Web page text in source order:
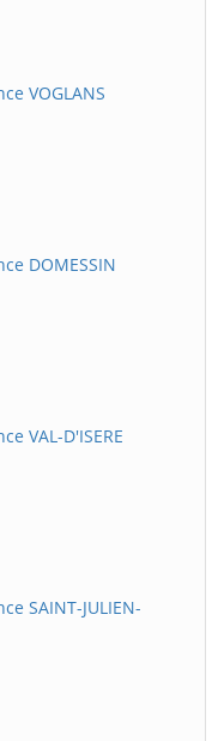
VOGLANS
DOMESSIN
VAL-D'ISERE
SAINT-JULIEN-